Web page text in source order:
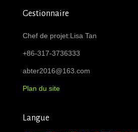
Gestionnaire
Chef de projet:Lisa Tan
+86-317-3736333
abter2016@163.com
Plan du site
Langue